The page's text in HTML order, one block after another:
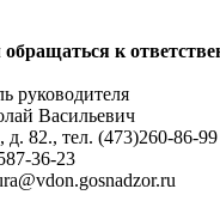
к
руководителя
Васильевич
82., тел. (473)260-86-
36-23